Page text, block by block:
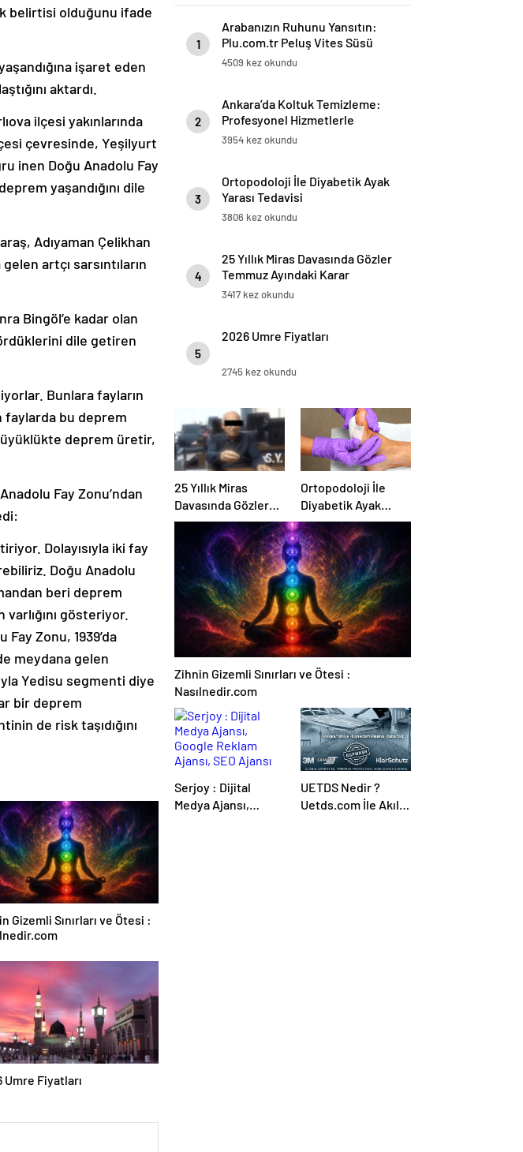
belirtisi olduğunu ifade
işaret eden
aktardı.
ilçesi yakınlarında
çevresinde, Yeşilyurt
inen Doğu Anadolu Fay
yaşandığını dile
Adıyaman Çelikhan
artçı sarsıntıların
Bingöl’e kadar olan
dile getiren
Bunlara fayların
faylarda bu deprem
deprem üretir,
Fay Zonu’ndan
Dolayısıyla iki fay
Doğu Anadolu
beri deprem
gösteriyor.
Zonu, 1939’da
meydana gelen
Yedisu segmenti diye
bir deprem
de risk taşıdığını
Gizemli Sınırları ve Ötesi :
Umre Fiyatları
1
Arabanızın Ruhunu Yansıtın:
Plu.com.tr Peluş Vites Süsü
Modelleri
4509 kez okundu
2
Ankara’da Koltuk Temizleme:
Profesyonel Hizmetlerle
Temizlik ve Ferahlık
3954 kez okundu
3
Ortopodoloji İle Diyabetik Ayak
Yarası Tedavisi
3806 kez okundu
4
25 Yıllık Miras Davasında Gözler
Temmuz Ayındaki Karar
Duruşmasına Çevrildi
3417 kez okundu
5
2026 Umre Fiyatları
2745 kez okundu
25 Yıllık Miras
Davasında Gözler
Temmuz Ayındaki
Karar Duruşmasına
Çevrildi
Ortopodoloji İle
Diyabetik Ayak
Yarası Tedavisi
Zihnin Gizemli Sınırları ve Ötesi :
Nasılnedir.com
Serjoy : Dijital
Medya Ajansı,
UETDS Nedir ?
Uetds.com İle Akıllı